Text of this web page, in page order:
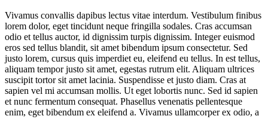
Vivamus convallis dapibus lectus vitae interdum. Vestibulum finibus
lorem dolor, eget tincidunt neque fringilla sodales. Cras accumsan
odio et tellus auctor, id dignissim turpis dignissim. Integer euismod
eros sed tellus blandit, sit amet bibendum ipsum consectetur. Sed
justo lorem, cursus quis imperdiet eu, eleifend eu tellus. In est tellus,
aliquam tempor justo sit amet, egestas rutrum elit. Aliquam ultrices
suscipit tortor sit amet lacinia. Suspendisse et justo diam. Cras at
sapien vel mi accumsan mollis. Ut eget lobortis nunc. Sed id sapien
et nunc fermentum consequat. Phasellus venenatis pellentesque
enim, eget bibendum ex eleifend a. Vivamus ullamcorper ex odio, a